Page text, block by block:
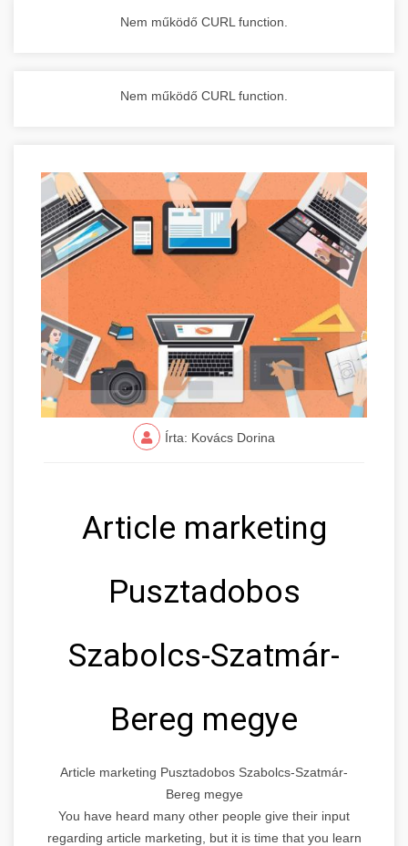
Nem működő CURL function.
Nem működő CURL function.
Írta: Kovács Dorina
Article marketing
Pusztadobos
Szabolcs-Szatmár-
Bereg megye
Article marketing Pusztadobos Szabolcs-Szatmár-
Bereg megye
You have heard many other people give their input
regarding article marketing, but it is time that you learn